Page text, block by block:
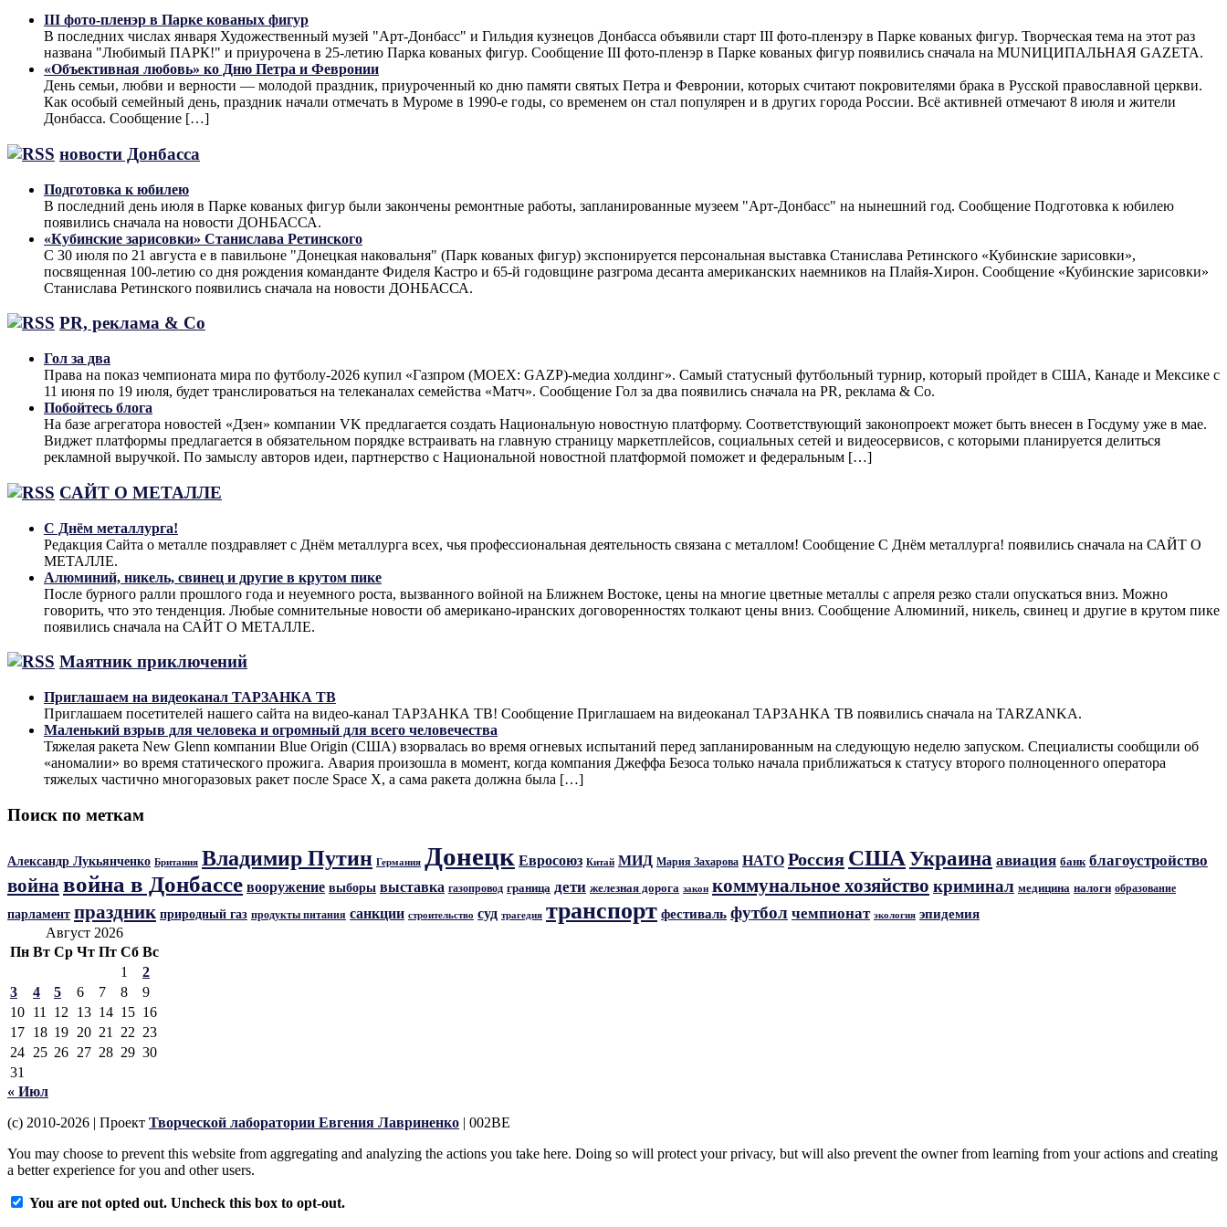
III фото-пленэр в Парке кованых фигур
В последних числах января Художественный музей "Арт-Донбасс" и Гильдия кузнецов Донбасса объявили старт III фото-пленэру в Парке кованых фигур. Творческая тема на этот раз
названа "Любимый ПАРК!" и приурочена в 25-летию Парка кованых фигур. Сообщение III фото-пленэр в Парке кованых фигур появились сначала на MUNИЦИПАЛЬНАЯ GAZЕТА.
«Объективная любовь» ко Дню Петра и Февронии
День семьи, любви и верности — молодой праздник, приуроченный ко дню памяти святых Петра и Февронии, которых считают покровителями брака в Русской православной церкви.
Как особый семейный день, праздник начали отмечать в Муроме в 1990-е годы, со временем он стал популярен и в других города России. Всё активней отмечают 8 июля и жители
Донбасса. Сообщение […]
новости Донбасса
Подготовка к юбилею
В последний день июля в Парке кованых фигур были закончены ремонтные работы, запланированные музеем "Арт-Донбасс" на нынешний год. Сообщение Подготовка к юбилею
появились сначала на новости ДОНБАССА.
«Кубинские зарисовки» Станислава Ретинского
С 30 июля по 21 августа е в павильоне "Донецкая наковальня" (Парк кованых фигур) экспонируется персональная выставка Станислава Ретинского «Кубинские зарисовки»,
посвященная 100-летию со дня рождения команданте Фиделя Кастро и 65-й годовщине разгрома десанта американских наемников на Плайя-Хирон. Сообщение «Кубинские зарисовки»
Станислава Ретинского появились сначала на новости ДОНБАССА.
PR, реклама & Co
Гол за два
Права на показ чемпионата мира по футболу-2026 купил «Газпром (MOEX: GAZP)-медиа холдинг». Самый статусный футбольный турнир, который пройдет в США, Канаде и Мексике с
11 июня по 19 июля, будет транслироваться на телеканалах семейства «Матч». Сообщение Гол за два появились сначала на PR, реклама & Co.
Побойтесь блога
На базе агрегатора новостей «Дзен» компании VK предлагается создать Национальную новостную платформу. Соответствующий законопроект может быть внесен в Госдуму уже в мае.
Виджет платформы предлагается в обязательном порядке встраивать на главную страницу маркетплейсов, социальных сетей и видеосервисов, с которыми планируется делиться
рекламной выручкой. По замыслу авторов идеи, партнерство с Национальной новостной платформой поможет и федеральным […]
САЙТ О МЕТАЛЛЕ
С Днём металлурга!
Редакция Сайта о металле поздравляет с Днём металлурга всех, чья профессиональная деятельность связана с металлом! Сообщение С Днём металлурга! появились сначала на САЙТ О
МЕТАЛЛЕ.
Алюминий, никель, свинец и другие в крутом пике
После бурного ралли прошлого года и неуемного роста, вызванного войной на Ближнем Востоке, цены на многие цветные металлы с апреля резко стали опускаться вниз. Можно
говорить, что это тенденция. Любые сомнительные новости об американо-иранских договоренностях толкают цены вниз. Сообщение Алюминий, никель, свинец и другие в крутом пике
появились сначала на САЙТ О МЕТАЛЛЕ.
Маятник приключений
Приглашаем на видеоканал ТАРЗАНКА ТВ
Приглашаем посетителей нашего сайта на видео-канал ТАРЗАНКА ТВ! Сообщение Приглашаем на видеоканал ТАРЗАНКА ТВ появились сначала на TARZANKA.
Маленький взрыв для человека и огромный для всего человечества
Тяжелая ракета New Glenn компании Blue Origin (США) взорвалась во время огневых испытаний перед запланированным на следующую неделю запуском. Специалисты сообщили об
«аномалии» во время статического прожига. Авария произошла в момент, когда компания Джеффа Безоса только начала приближаться к статусу второго полноценного оператора
тяжелых частично многоразовых ракет после Space X, а сама ракета должна была […]
Поиск по меткам
Александр Лукьянченко Британия Владимир Путин Германия Донецк Евросоюз Китай МИД Мария Захарова НАТО Россия СШАУкраина авиация банк благоустройство
войнавойна в Донбассе вооружение выборы выставка газопровод граница дети железная дорога закон коммунальное хозяйство криминал медицина налоги образование
парламент праздник природный газ продукты питания санкции строительство суд трагедия транспорт фестиваль футбол чемпионат экология эпидемия
Август 2026
Пн Вт Ср Чт Пт Сб Вс
1
2
3
4 5 6 7 8
9
10 11 12 13 14 15 16
17 18 19 20 21 22 23
24 25 26 27 28 29 30
31
« Июл
(c) 2010-2026 | Проект Творческой лаборатории Евгения Лавриненко | 002BE
You may choose to prevent this website from aggregating and analyzing the actions you take here. Doing so will protect your privacy, but will also prevent the owner from learning from your actions and creating
a better experience for you and other users.
You are not opted out. Uncheck this box to opt-out.